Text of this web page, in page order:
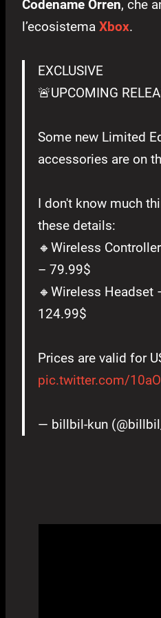
Codename Orren, che
l’ecosistema Xbox.
EXCLUSIVE
🚨UPCOMING
Some new Limited
accessories are on
I don't know much
these details:
🔸Wireless
– 79.99$
🔸Wireless Headset
124.99$
Prices are valid for
pic.twitter.com/
— billbil-kun